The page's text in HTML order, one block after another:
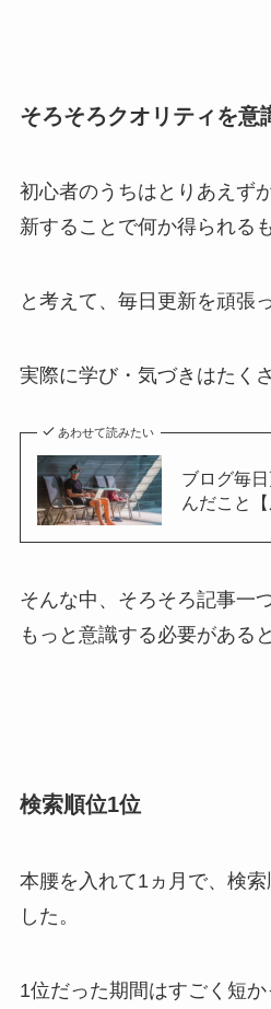
そろそろクオリティを意
初心者のうちはとりあえず
新することで何か得られる
と考えて、毎日更新を頑張
実際に学び・気づきはたく
あわせて読みたい
ブログ毎
んだこと
そんな中、そろそろ記事一
もっと意識する必要がある
検索順位1位
本腰を入れて1ヵ月で、検
した。
1位だった期間はすごく短か